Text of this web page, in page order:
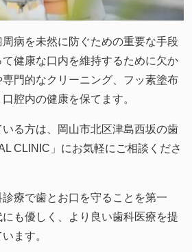
病を未然に防ぐための重要な手段
健康な口内を維持するために欠か
門的なクリーニング、フッ素塗布
腔内の健康を保てます。
る方は、岡山市北区津島西坂の歯
CLINIC」にお気軽にご相談くださ
療で歯とお口を守ることを第一
も優しく、より良い歯科医療を提
ます。